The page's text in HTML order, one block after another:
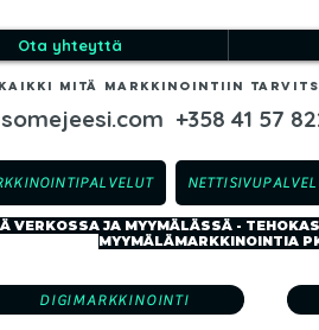
Ota yhteyttä
mitä markkinointiin
+358 41 57
VERKOSSA JA MYYMÄLÄSSÄ -
MYYMÄLÄMARKKINOINTIA
DIGIMARKKINOINTI